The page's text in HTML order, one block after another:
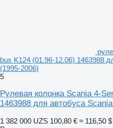
bus K124 (01.96-12.06) 1463988
(1995-2006)
5
Рулевая колонка Scania 4-
1463988 для автобуса
1 382 000 UZS 100,80 € ≈ 116,50 $